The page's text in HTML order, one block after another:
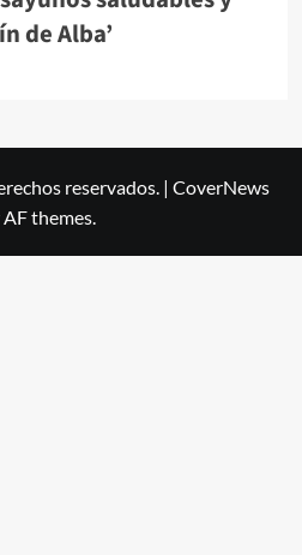
de Alba’
reservados. | CoverNews
themes.